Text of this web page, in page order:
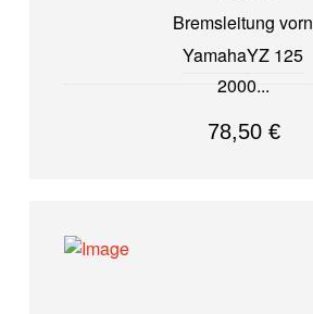
Bremsleitung vorn
YamahaYZ 125
2000
78,50 €